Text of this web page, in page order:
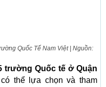
Quốc Tế Nam Việt | Nguồn:
trường Quốc tế ở Quận
thể lựa chọn và tham